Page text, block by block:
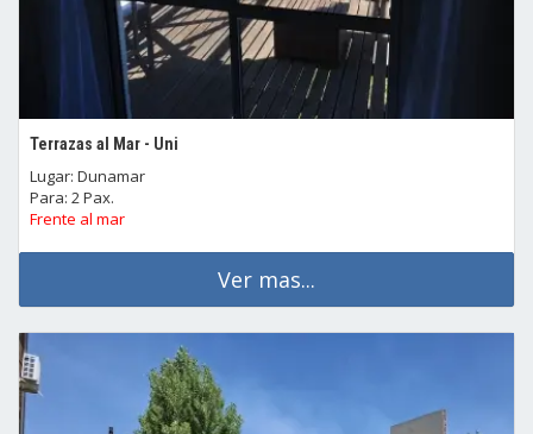
Terrazas al Mar - Uni
Lugar: Dunamar
Para: 2 Pax.
Frente al mar
Ver mas...